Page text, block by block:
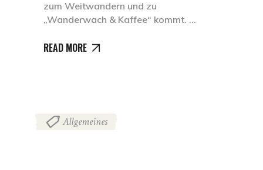
zum Weitwandern und zu
„Wanderwach & Kaffee“ kommt.
READ MORE
Allgemeines